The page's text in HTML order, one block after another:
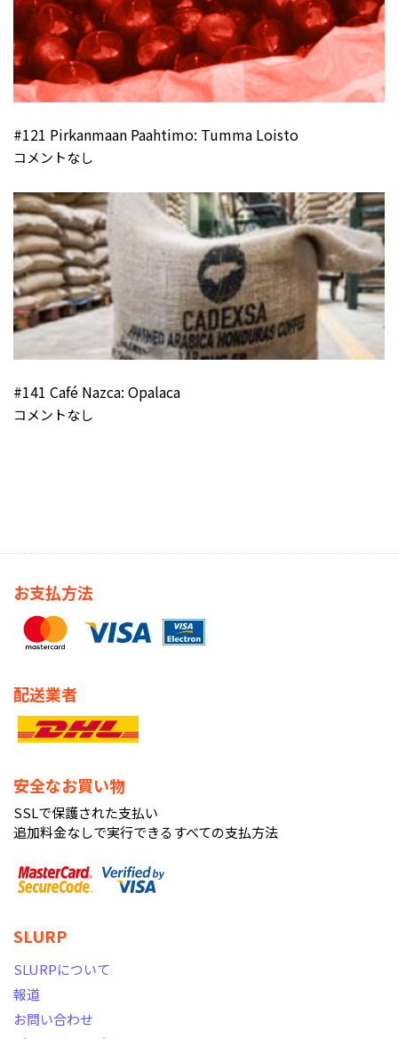
#121 Pirkanmaan Paahtimo: Tumma Loisto
コメントなし
#141 Café Nazca: Opalaca
コメントなし
お支払方法
配送業者
安全なお買い物
SSLで保護された支払い
追加料金なしで実行できるすべての支払方法
SLURP
SLURPについて
報道
お問い合わせ